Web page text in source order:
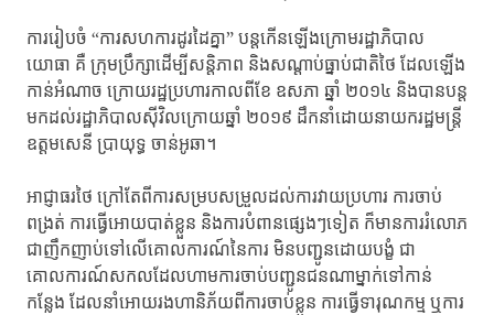
ការរៀបចំ “ការសហការដូរដៃគ្នា” បន្តកើនឡើងក្រោមរដ្ឋាភិបាល
យោធា គឺ ក្រុមប្រឹក្សាដើម្បីសន្តិភាព និងសណ្ដាប់ធ្នាប់ជាតិថៃ ដែលឡើង
កាន់អំណាច ក្រោយរដ្ឋប្រហារកាលពីខែ ឧសភា ឆ្នាំ ២០១៤ និងបានបន្ត
មកដល់រដ្ឋាភិបាលស៊ីវិលក្រោយឆ្នាំ ២០១៩ ដឹកនាំដោយនាយករដ្ឋមន្ត្រី
ឧត្តមសេនី ប្រាយុទ្ធ ចាន់អូឆា។
អាជ្ញាធរថៃ ក្រៅតែពីការសម្របសម្រួលដល់ការវាយប្រហារ ការចាប់
ពង្រត់ ការធ្វើអោយបាត់ខ្លួន និងការបំពានផ្សេងៗទៀត ក៏មានការរំលោភ
ជាញឹកញាប់ទៅលើគោលការណ៍នៃការ មិនបញ្ជូនដោយបង្ខំ ជា
គោលការណ៍សកលដែលហាមការចាប់បញ្ជូនជនណាម្នាក់ទៅកាន់
កន្លែង ដែលនាំអោយរងហានិភ័យ​ពីការចាប់ខ្លួន ការធ្វើទារុណកម្ម ឬការ